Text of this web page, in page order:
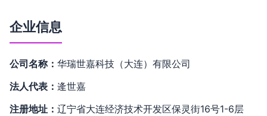
企业信息
公司名称： 华瑞世嘉科技（大连）有限公司
法人代表： 逄世嘉
注册地址： 辽宁省大连经济技术开发区保灵街16号1-6层